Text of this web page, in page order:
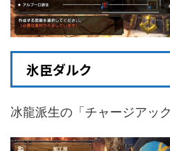
氷臣ダルク
冰龍派生の「チャージアッ